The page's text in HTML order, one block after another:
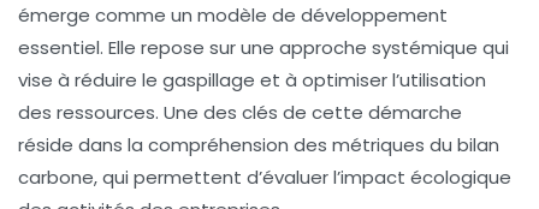
émerge comme un modèle de développement
essentiel. Elle repose sur une approche systémique qui
vise à réduire le gaspillage et à optimiser l’utilisation
des ressources. Une des clés de cette démarche
réside dans la compréhension des métriques du bilan
carbone, qui permettent d’évaluer l’impact écologique